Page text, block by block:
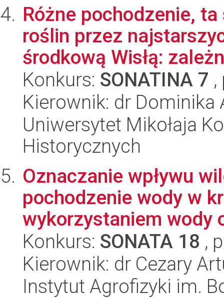
Różne pochodzenie,
roślin przez
środkową Wisłą:
Konkurs: SONATINA 7
Kierownik: dr Dominika
Uniwersytet Mikołaja
Historycznych
Oznaczanie wpływu
pochodzenie wody w
wykorzystaniem wody
Konkurs: SONATA 18 ,
Kierownik: dr Cezary
Instytut Agrofizyki im.